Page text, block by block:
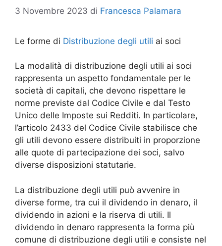
3 Novembre 2023 di Francesca Palamara
Le forme di Distribuzione degli utili ai soci
La modalità di distribuzione degli utili ai soci
rappresenta un aspetto fondamentale per le
società di capitali, che devono rispettare le
norme previste dal Codice Civile e dal Testo
Unico delle Imposte sui Redditi. In particolare,
l’articolo 2433 del Codice Civile stabilisce che
gli utili devono essere distribuiti in proporzione
alle quote di partecipazione dei soci, salvo
diverse disposizioni statutarie.
La distribuzione degli utili può avvenire in
diverse forme, tra cui il dividendo in denaro, il
dividendo in azioni e la riserva di utili. Il
dividendo in denaro rappresenta la forma più
comune di distribuzione degli utili e consiste nel